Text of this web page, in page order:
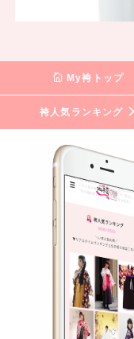
My袴トップ
袴人気ランキング